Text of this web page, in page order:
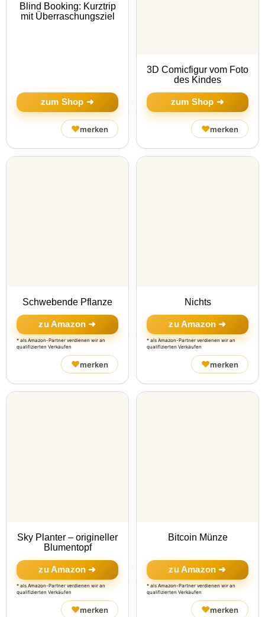
Blind Booking: Kurztrip
mit Überraschungsziel
zum Shop ➜
♥merken
3D Comicfigur vom Foto
des Kindes
zum Shop ➜
♥merken
Schwebende Pflanze
zu Amazon ➜
* als Amazon-Partner verdienen wir an
qualifizierten Verkäufen
♥merken
Nichts
zu Amazon ➜
* als Amazon-Partner verdienen wir an
qualifizierten Verkäufen
♥merken
Sky Planter – origineller
Blumentopf
zu Amazon ➜
* als Amazon-Partner verdienen wir an
qualifizierten Verkäufen
♥merken
Bitcoin Münze
zu Amazon ➜
* als Amazon-Partner verdienen wir an
qualifizierten Verkäufen
♥merken